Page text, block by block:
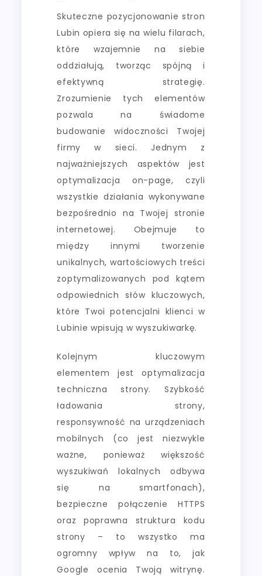
Skuteczne pozycjonowanie stron
Lubin opiera się na wielu filarach,
które wzajemnie na siebie
oddziałują, tworząc spójną i
efektywną strategię.
Zrozumienie tych elementów
pozwala na świadome
budowanie widoczności Twojej
firmy w sieci. Jednym z
najważniejszych aspektów jest
optymalizacja on-page, czyli
wszystkie działania wykonywane
bezpośrednio na Twojej stronie
internetowej. Obejmuje to
między innymi tworzenie
unikalnych, wartościowych treści
zoptymalizowanych pod kątem
odpowiednich słów kluczowych,
które Twoi potencjalni klienci w
Lubinie wpisują w wyszukiwarkę.
Kolejnym kluczowym
elementem jest optymalizacja
techniczna strony. Szybkość
ładowania strony,
responsywność na urządzeniach
mobilnych (co jest niezwykle
ważne, ponieważ większość
wyszukiwań lokalnych odbywa
się na smartfonach),
bezpieczne połączenie HTTPS
oraz poprawna struktura kodu
strony – to wszystko ma
ogromny wpływ na to, jak
Google ocenia Twoją witrynę.